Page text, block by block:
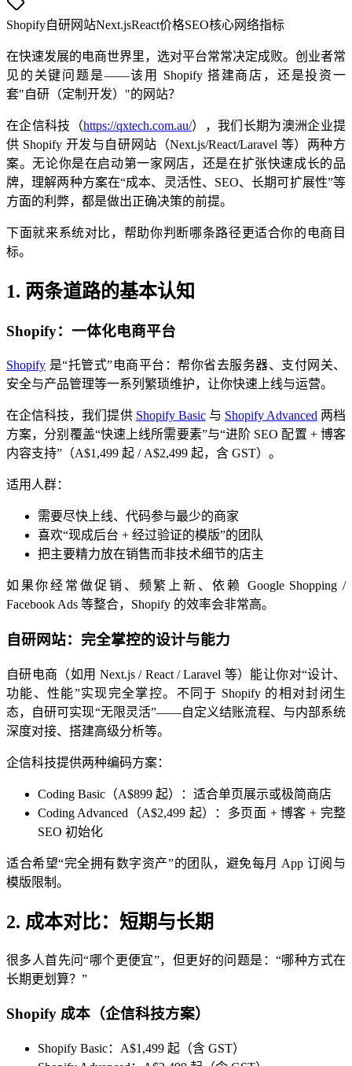
Shopify自研网站Next.jsReact价格SEO核心网络指标
在快速发展的电商世界里，选对平台常常决定成败。创业者常
见的关键问题是——该用 Shopify 搭建商店，还是投资一
套"自研（定制开发）"的网站？
在企信科技（https://qxtech.com.au/），我们长期为澳洲企业提
供 Shopify 开发与自研网站（Next.js/React/Laravel 等）两种方
案。无论你是在启动第一家网店，还是在扩张快速成长的品
牌，理解两种方案在“成本、灵活性、SEO、长期可扩展性”等
方面的利弊，都是做出正确决策的前提。
下面就来系统对比，帮助你判断哪条路径更适合你的电商目
标。
1. 两条道路的基本认知
Shopify：一体化电商平台
Shopify 是“托管式”电商平台：帮你省去服务器、支付网关、
安全与产品管理等一系列繁琐维护，让你快速上线与运营。
在企信科技，我们提供 Shopify Basic与 Shopify Advanced 两档
方案，分别覆盖“快速上线所需要素”与“进阶 SEO 配置 + 博客
内容支持”（A$1,499 起 / A$2,499 起，含 GST）。
适用人群：
需要尽快上线、代码参与最少的商家
喜欢“现成后台 + 经过验证的模版”的团队
把主要精力放在销售而非技术细节的店主
如果你经常做促销、频繁上新、依赖 Google Shopping /
Facebook Ads 等整合，Shopify 的效率会非常高。
自研网站：完全掌控的设计与能力
自研电商（如用 Next.js / React / Laravel 等）能让你对“设计、
功能、性能”实现完全掌控。不同于 Shopify 的相对封闭生
态，自研可实现“无限灵活”——自定义结账流程、与内部系统
深度对接、搭建高级分析等。
企信科技提供两种编码方案：
Coding Basic（A$899 起）：适合单页展示或极简商店
Coding Advanced（A$2,499 起）：多页面 + 博客 + 完整
SEO 初始化
适合希望“完全拥有数字资产”的团队，避免每月 App 订阅与
模版限制。
2. 成本对比：短期与长期
很多人首先问“哪个更便宜”，但更好的问题是：“哪种方式在
长期更划算？”
Shopify 成本（企信科技方案）
Shopify Basic：A$1,499 起（含 GST）